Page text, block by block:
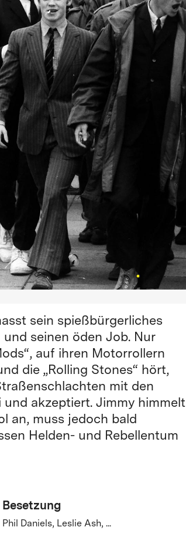
sein spießbürgerliches
und seinen öden Job. Nur
auf ihren Motorrollern
die „Rolling Stones“ hört,
mit den
und akzeptiert. Jimmy himmelt
an, muss jedoch bald
Helden- und Rebellentum
Besetzung
Phil Daniels, Leslie Ash, ...